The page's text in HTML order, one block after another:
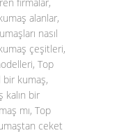
alanlar,
nasıl
çeşitleri,
Top
bir kumaş,
kalın bir
mı, Top
ceket